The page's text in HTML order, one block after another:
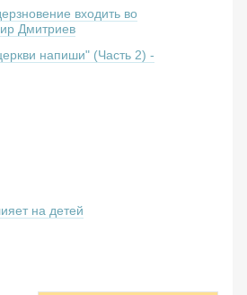
входить во
Дмитриев
напиши" (Часть 2) -
на детей